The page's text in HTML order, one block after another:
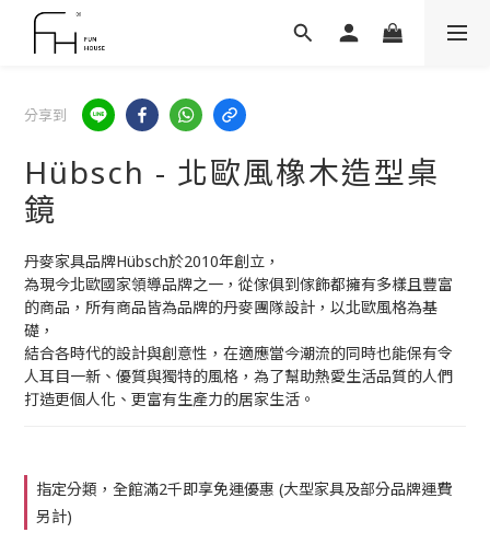
分享到
Hübsch - 北歐風橡木造型桌
鏡
丹麥家具品牌Hübsch於2010年創立，
為現今北歐國家領導品牌之一，從傢俱到傢飾都擁有多樣且豐富
的商品，所有商品皆為品牌的丹麥團隊設計，以北歐風格為基
礎，
結合各時代的設計與創意性，在適應當今潮流的同時也能保有令
人耳目一新、優質與獨特的風格，為了幫助熱愛生活品質的人們
打造更個人化、更富有生產力的居家生活。
指定分類，全館滿2千即享免運優惠 (大型家具及部分品牌運費
另計)